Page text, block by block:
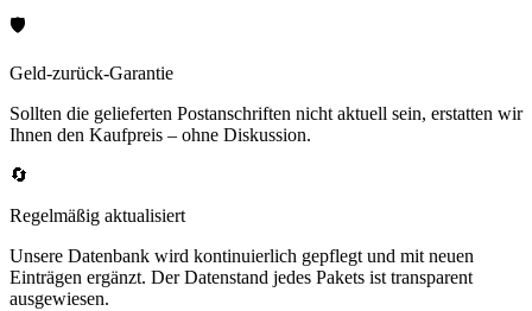
🛡️
Geld-zurück-Garantie
Sollten die gelieferten Postanschriften nicht aktuell sein, erstatten wir
Ihnen den Kaufpreis – ohne Diskussion.
🔄
Regelmäßig aktualisiert
Unsere Datenbank wird kontinuierlich gepflegt und mit neuen
Einträgen ergänzt. Der Datenstand jedes Pakets ist transparent
ausgewiesen.